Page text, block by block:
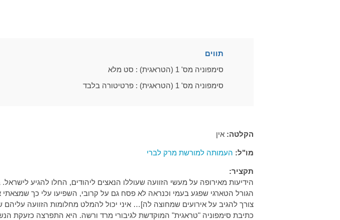
תווים
סימפוניה מס' 1 (הטראגית) : סט מלא
סימפוניה מס' 1 (הטראגית) : פרטיטורה בלבד
הקלטה: אין
מו"ל: העמותה למורשת מרק לברי
תקציר:
הגורל הטארגי שפגע בעמי וכנראה לא פסח גם על קרובי, השפיעו עלי כך
כתיבת סימפוניה "טראגית" המוקדשת לגיבורי מרד ורשה. היא התפרצה כזעקת